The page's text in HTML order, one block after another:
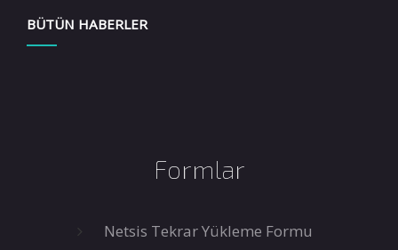
BÜTÜN HABERLER
Formlar
Netsis Tekrar Yükleme Formu